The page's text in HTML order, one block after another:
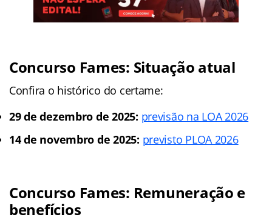
Concurso Fames: Situação atual
Confira o histórico do certame:
29 de dezembro de 2025: previsão na LOA 2026
14 de novembro de 2025: previsto PLOA 2026
Concurso Fames: Remuneração e
benefícios